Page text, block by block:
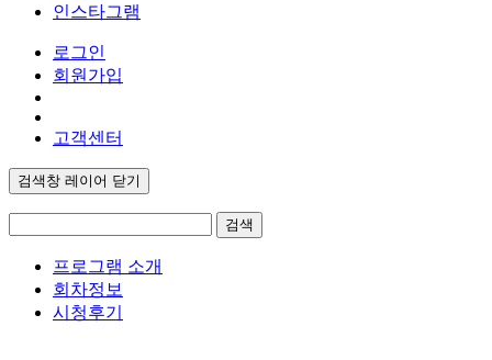
인스타그램
로그인
회원가입
고객센터
검색창 레이어 닫기
검색
프로그램 소개
회차정보
시청후기